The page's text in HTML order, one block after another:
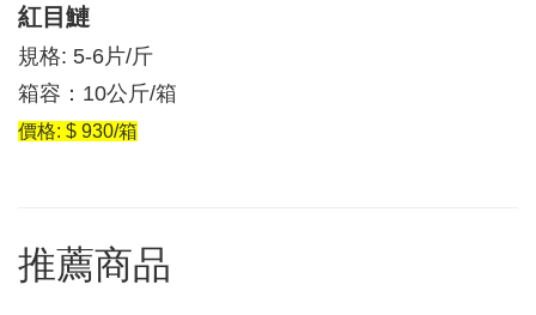
紅目鰱
規格: 5-6片/斤
箱容：10公斤/箱
價格: $ 930/箱
推薦商品